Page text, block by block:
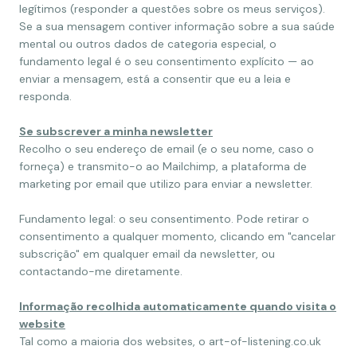
legítimos (responder a questões sobre os meus serviços).
Se a sua mensagem contiver informação sobre a sua saúde
mental ou outros dados de categoria especial, o
fundamento legal é o seu consentimento explícito — ao
enviar a mensagem, está a consentir que eu a leia e
responda.
Se subscrever a minha newsletter
Recolho o seu endereço de email (e o seu nome, caso o
forneça) e transmito-o ao Mailchimp, a plataforma de
marketing por email que utilizo para enviar a newsletter.
Fundamento legal: o seu consentimento. Pode retirar o
consentimento a qualquer momento, clicando em "cancelar
subscrição" em qualquer email da newsletter, ou
contactando-me diretamente.
Informação recolhida automaticamente quando visita o
website
Tal como a maioria dos websites, o art-of-listening.co.uk